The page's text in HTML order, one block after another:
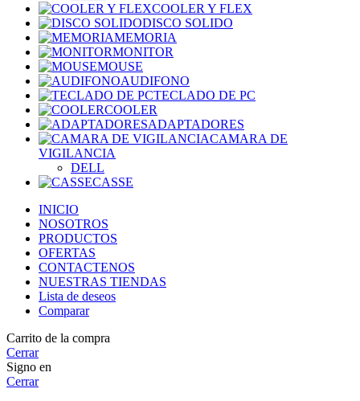
COOLER Y FLEX
DISCO SOLIDO
MEMORIA
MONITOR
MOUSE
AUDIFONO
TECLADO DE PC
COOLER
ADAPTADORES
CAMARA DE
VIGILANCIA
DELL
CASSE
INICIO
NOSOTROS
PRODUCTOS
OFERTAS
CONTACTENOS
NUESTRAS TIENDAS
Lista de deseos
Comparar
Carrito de la compra
Cerrar
Signo en
Cerrar